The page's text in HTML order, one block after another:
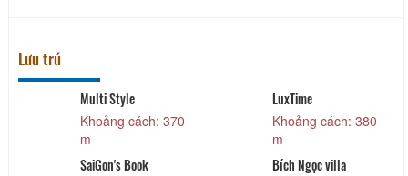
Lưu trú
Multi Style
Khoảng cách: 370
m
LuxTime
Khoảng cách: 380
m
SaiGon's Book Bích Ngọc villa